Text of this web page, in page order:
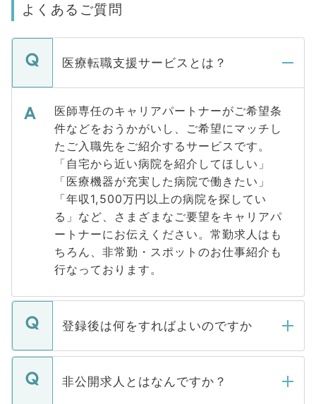
よくあるご質問
医療転職支援サービスとは？
医師専任のキャリアパートナーがご希望条
件などをおうかがいし、ご希望にマッチし
たご入職先をご紹介するサービスです。
「自宅から近い病院を紹介してほしい」
「医療機器が充実した病院で働きたい」
「年収1,500万円以上の病院を探してい
る」など、さまざまなご要望をキャリアパ
ートナーにお伝えください。常勤求人はも
ちろん、非常勤・スポットのお仕事紹介も
行なっております。
登録後は何をすればよいのですか
ご登録いただきましたら、弊社担当者がご
登録内容を確認し、その後メールもしくは
非公開求人とはなんですか？